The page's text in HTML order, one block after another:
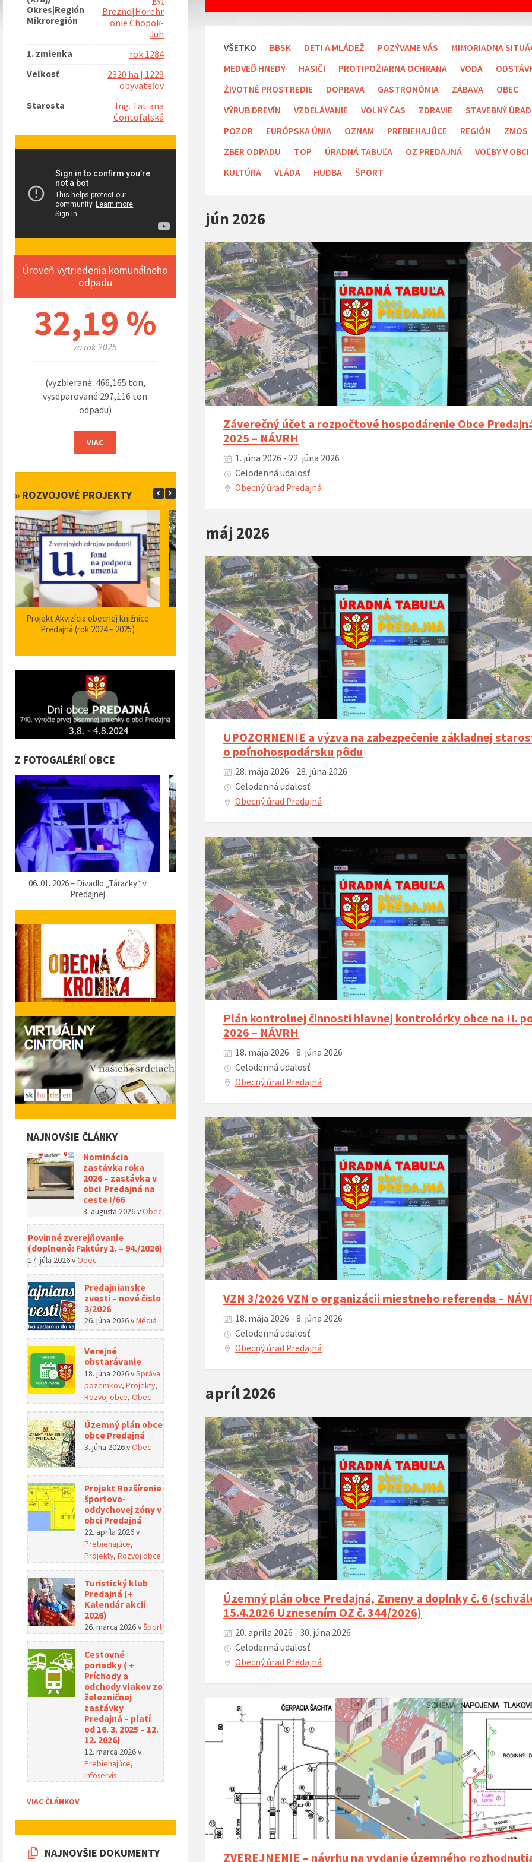
VŠETKO BBSK DETI A MLÁDEŽ POZÝVAME VÁS
MIMORIADNA
MEDVEĎ HNEDÝ
HASIČI PROTIPOŽIARNA OCHRANA VODA
ŽIVOTNÉ PROSTREDIE
DOPRAVA GASTRONÓMIA ZÁBAVA
OBEC
VÝRUB DREVÍN
VZDELÁVANIE VOLNÝ ČAS ZDRAVIE
STAVEBNÝ ÚRAD
POZOR
EURÓPSKA ÚNIA OZNAM PREBIEHAJÚCE REGIÓN
ZMOS
ZBER ODPADU
TOP ÚRADNÁ TABUĽA OZ PREDAJNÁ
VOĽBY V OBCI
KULTÚRA
VLÁDA HUDBA ŠPORT
jún 2026
Záverečný účet a rozpočtové hospodárenie Obce
2025 – NÁVRH
1. júna 2026 - 22. júna 2026
Celodenná udalosť
Obecný úrad Predajná
máj 2026
UPOZORNENIE a výzva na zabezpečenie základnej
o poľnohospodársku pôdu
28. mája 2026 - 28. júna 2026
Celodenná udalosť
Obecný úrad Predajná
Plán kontrolnej činnosti hlavnej kontrolórky obce na II.
2026 – NÁVRH
18. mája 2026 - 8. júna 2026
Celodenná udalosť
Obecný úrad Predajná
VZN 3/2026 VZN o organizácii miestneho referenda –
18. mája 2026 - 8. júna 2026
Celodenná udalosť
Obecný úrad Predajná
apríl 2026
Územný plán obce Predajná, Zmeny a doplnky č. 6
15.4.2026 Uznesením OZ č. 344/2026)
20. apríla 2026 - 30. júna 2026
Celodenná udalosť
Obecný úrad Predajná
ZVEREJNENIE – návrhu na vydanie územného
Okres|Región
Mikroregión
Brezno|Horehr
onie Chopok-
Juh
1. zmienka
rok 1284
Veľkosť
2320 ha | 1229
obyvateľov
Starosta
Ing. Tatiana
Čontofalská
Úroveň vytriedenia komunálneho
odpadu
32,19 %
za rok 2025
(vyzbierané: 466,165 ton,
vyseparované 297,116 ton
odpadu)
VIAC
» ROZVOJOVÉ PROJEKTY
Zabezpečenie zvýšenia bezpečnosti a
plynulosti premávky – I/66 Predajná
Projekt Podpora opatrení k zvyšovaniu
bezpečnosti dopravy a vybudovanie
orientačného informačného systému v
obci Predajná (rok 2023)
Nové autobusové zastávky I/66 (rok
2023)
Rozširenie
Z FOTOGALÉRIÍ OBCE
07. 12. 2025 – Vítanie Mikuláša 05. 12. 2025 – Predvianočný hlas organu
02. 12. 2025 – Posedenie seniorov pri
kapustnici
14. 11. 2025
NAJNOVŠIE ČLÁNKY
Nominácia
zastávka roka
2026 – zastávka v
obci Predajná na
ceste I/66
3. augusta 2026vObec
Povinné zverejňovanie
(doplnené: Faktúry 1. – 94./2026)
17. júla 2026vObec
Predajnianske
zvesti – nové čislo
3/2026
26. júna 2026vMédiá
Verejné
obstarávanie
18. júna 2026vSpráva
pozemkov, Projekty,
Rozvoj obce, Obec
Územný plán obce
obce Predajná
3. júna 2026vObec
Projekt Rozšírenie
športovo-
oddychovej zóny v
obci Predajná
22. apríla 2026v
Prebiehajúce,
Projekty, Rozvoj obce
Turistický klub
Predajná (+
Kalendár akcií
2026)
26. marca 2026vŠport
Cestovné
poriadky ( +
Príchody a
odchody vlakov zo
železničnej
zastávky
Predajná – platí
od 16. 3. 2025 – 12.
12. 2026)
12. marca 2026v
Prebiehajúce,
Infoservis
VIAC ČLÁNKOV
NAJNOVŠIE DOKUMENTY
MDD
Príďte
radosti
zábavy
ihrisko